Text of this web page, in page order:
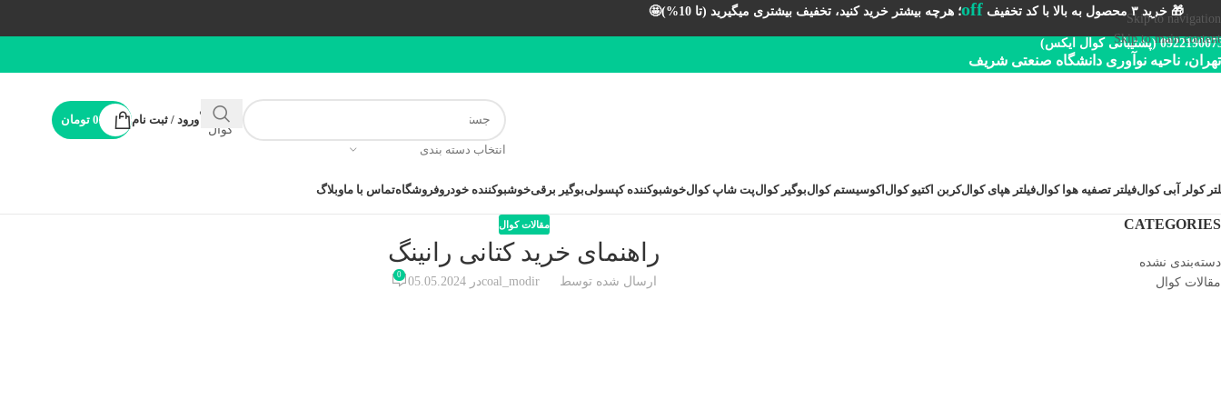
Skip to navigation
Skip to main content
🎁 خرید ۳ محصول به بالا با کد تخفیف off؛ هرچه بیشتر خرید کنید، تخفیف بیشتری میگیرید (تا 10%)🤩
(پشتیبانی کوال ایکس)
تهران، ناحیه نوآوری دانشگاه صنعتی شریف
انتخاب دسته بندی
پشتیبانی
کوال
ورود / ثبت نام 0 تومان
کولر آبی کوالفیلتر تصفیه هوا کوالفیلتر هپای کوالکربن اکتیو کوال اکوسیستم کوالبوگیر کوالپت شاپ کوالخوشبوکننده کپسولیبوگیر برقیخوشبوکننده خودروفروشگاهتماس با ماوبلاگ
CATEGORIES
دسته‌بندی نشده
مقالات کوال
مقالات کوال
راهنمای خرید کتانی رانینگ
ارسال شده توسط coal_modirدر 05.05.2024 0